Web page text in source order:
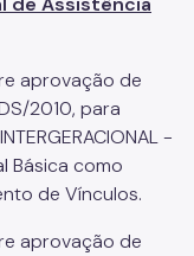
aprovação de
2010, para
-
Básica como
de Vínculos.
aprovação de